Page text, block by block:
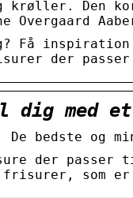
krøller. Den
Overgaard
Få
der
med et
bedste og
der passer
som er